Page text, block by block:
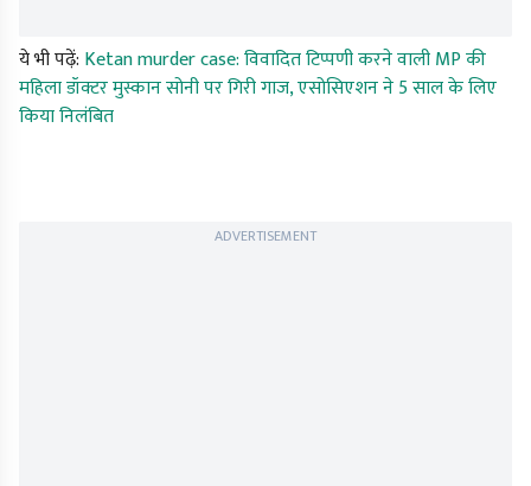
ये भी पढ़ें: Ketan murder case: विवादित टिप्पणी करने वाली MP की
महिला डॉक्टर मुस्कान सोनी पर गिरी गाज, एसोसिएशन ने 5 साल के लिए
किया निलंबित
ADVERTISEMENT